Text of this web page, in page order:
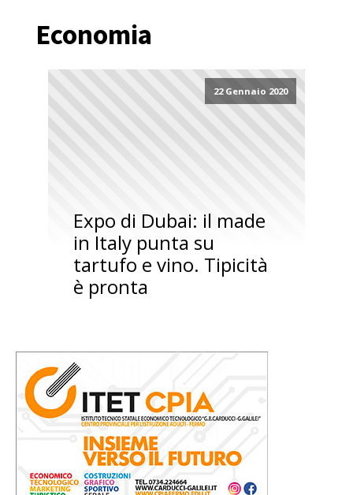
Economia
22 Gennaio 2020
Expo di Dubai: il made
in Italy punta su
tartufo e vino. Tipicità
è pronta